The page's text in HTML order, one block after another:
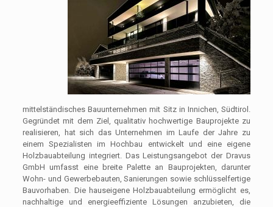
mittelständisches Bauunternehmen mit Sitz in Innichen, Südtirol.
Gegründet mit dem Ziel, qualitativ hochwertige Bauprojekte zu
realisieren, hat sich das Unternehmen im Laufe der Jahre zu
einem Spezialisten im Hochbau entwickelt und eine eigene
Holzbauabteilung integriert. Das Leistungsangebot der Dravus
GmbH umfasst eine breite Palette an Bauprojekten, darunter
Wohn- und Gewerbebauten, Sanierungen sowie schlüsselfertige
Bauvorhaben. Die hauseigene Holzbauabteilung ermöglicht es,
nachhaltige und energieeffiziente Lösungen anzubieten, die